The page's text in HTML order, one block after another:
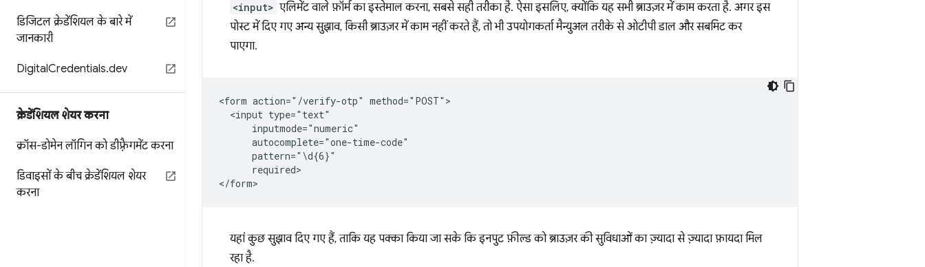
डिजिटल क्रेडेंशियल के बारे में
जानकारी
DigitalCredentials.dev
क्रेडेंशियल शेयर करना
क्रॉस-डोमेन लॉगिन को डीफ़्रैगमेंट करना
डिवाइसों के बीच क्रेडेंशियल शेयर
करना
<input> एलिमेंट वाले फ़ॉर्म का इस्तेमाल करना, सबसे सही तरीका है. ऐसा इसलिए, क्योंकि यह सभी ब्राउज़र में काम करता है. अगर इस
पोस्ट में दिए गए अन्य सुझाव, किसी ब्राउज़र में काम नहीं करते हैं, तो भी उपयोगकर्ता मैन्युअल तरीके से ओटीपी डाल और सबमिट कर
पाएगा.
<form action="/verify-otp" method="POST">
  <input type="text"
      inputmode="numeric"
      autocomplete="one-time-code"
      pattern="\d{6}"
      required>
यहां कुछ सुझाव दिए गए हैं, ताकि यह पक्का किया जा सके कि इनपुट फ़ील्ड को ब्राउज़र की सुविधाओं का ज़्यादा से ज़्यादा फ़ायदा मिल
रहा है.